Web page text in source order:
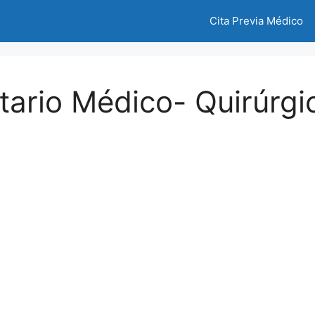
Cita Previa Médico
Médico-